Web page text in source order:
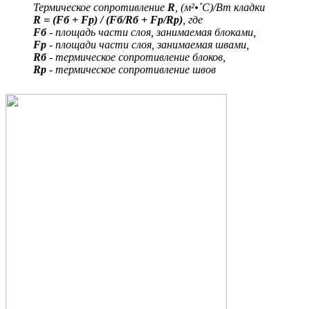
Термическое сопротивление R , (м²•˚С)/Вт кладки
R = (Fб + Fр) / (Fб/Rб + Fр/Rр) , где
Fб- площадь части слоя, занимаемая блоками,
Fр - площади части слоя, занимаемая швами,
Rб- термическое сопротивление блоков,
Rр - термическое сопротивление швов